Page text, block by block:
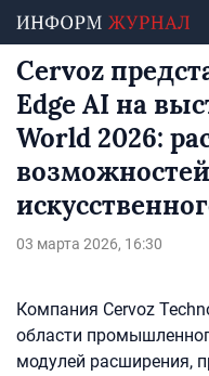
Cervoz
Edge AI на
World 2026:
03 марта 2026, 16:30
Компания Cervoz
области
модулей расширения,